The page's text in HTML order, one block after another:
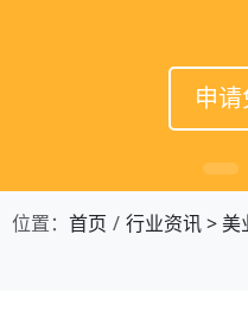
申
申
申
位置： 首页 行业资讯>美